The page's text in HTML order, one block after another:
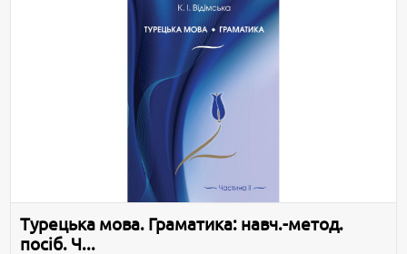
Турецька мова. Граматика: навч.-метод.
посіб. Ч...